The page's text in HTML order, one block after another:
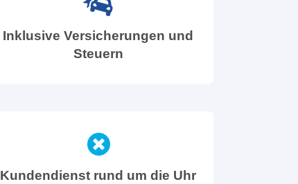
Inklusive Versicherungen und
Steuern
Kundendienst rund um die Uhr